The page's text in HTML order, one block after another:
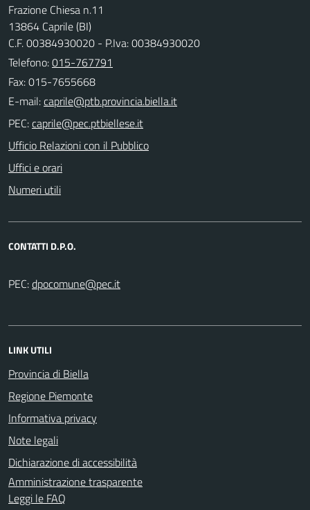
Frazione Chiesa n.11
13864 Caprile (BI)
C.F. 00384930020 - P.Iva: 00384930020
Telefono:015-767791
Fax: 015-7655668
E-mail:
PEC:
Ufficio Relazioni con il Pubblico
Uffici e orari
Numeri utili
CONTATTI D.P.O.
PEC:
LINK UTILI
Provincia di Biella
Regione Piemonte
Informativa privacy
Note legali
Dichiarazione di accessibilità
Amministrazione trasparente
Leggi le FAQ